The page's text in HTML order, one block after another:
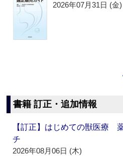
2026年07月31日 (金)
書籍 訂正・追加情報
【訂正】はじめての獣医療
チ
2026年08月06日 (木)